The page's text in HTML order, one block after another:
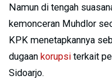
Namun di tengah
kemonceran Muhdlor
KPK menetapkannya
dugaan korupsi terkait
Sidoarjo.